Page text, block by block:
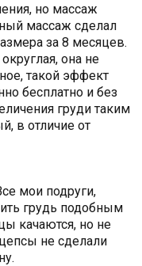
но массаж
массаж сделал
за 8 месяцев.
она не
такой эффект
бесплатно и без
груди таким
в отличие от
мои подруги,
грудь подобным
качаются, но не
не сделали